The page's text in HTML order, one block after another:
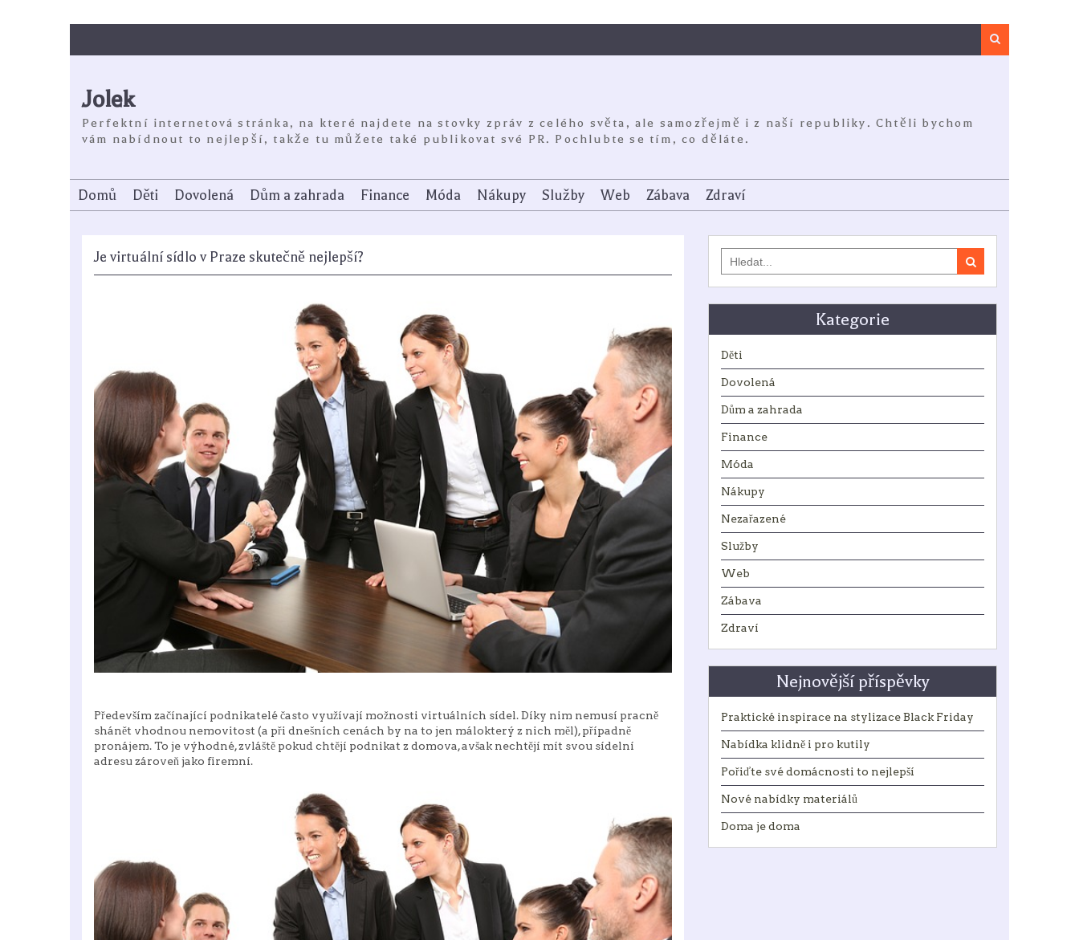
Jolek
Perfektní internetová stránka, na které najdete na stovky zpráv z celého světa, ale samozřejmě i z naší republiky. Chtěli bychom
vám nabídnout to nejlepší, takže tu můžete také publikovat své PR. Pochlubte se tím, co děláte.
Domů Děti Dovolená Dům a zahrada Finance Móda Nákupy Služby Web Zábava Zdraví
Je virtuální sídlo v Praze skutečně nejlepší?
Především začínající podnikatelé často využívají možnosti virtuálních sídel. Díky nim nemusí pracně
shánět vhodnou nemovitost (a při dnešních cenách by na to jen málokterý z nich měl), případně
pronájem. To je výhodné, zvláště pokud chtějí podnikat z domova, avšak nechtějí mít svou sídelní
adresu zároveň jako firemní.
for:
Kategorie
Děti
Dovolená
Dům a zahrada
Finance
Móda
Nákupy
Nezařazené
Služby
Web
Zábava
Zdraví
Nejnovější příspěvky
Praktické inspirace na stylizace Black Friday
Nabídka klidně i pro kutily
Pořiďte své domácnosti to nejlepší
Nové nabídky materiálů
Doma je doma